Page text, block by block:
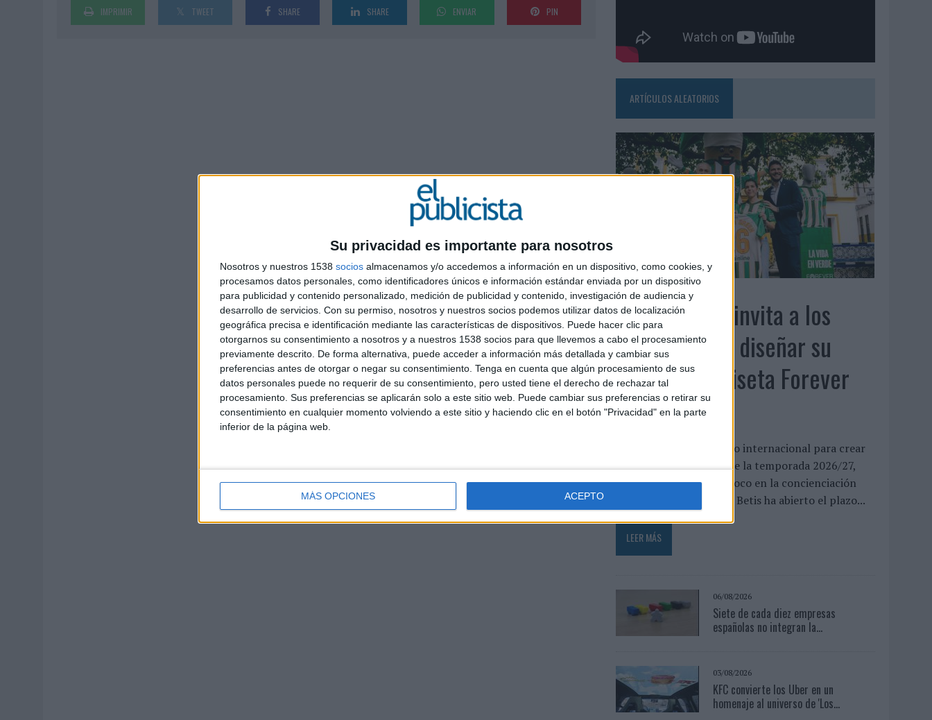
Su privacidad es importante para nosotros
Nosotros y nuestros 1538 socios almacenamos y/o accedemos a información en un dispositivo, como cookies, y
procesamos datos personales, como identificadores únicos e información estándar enviada por un dispositivo
para publicidad y contenido personalizado, medición de publicidad y contenido, investigación de audiencia y
desarrollo de servicios. Con su permiso, nosotros y nuestros socios podemos utilizar datos de localización
geográfica precisa e identificación mediante las características de dispositivos. Puede hacer clic para
otorgarnos su consentimiento a nosotros y a nuestros 1538 socios para que llevemos a cabo el procesamiento
previamente descrito. De forma alternativa, puede acceder a información más detallada y cambiar sus
preferencias antes de otorgar o negar su consentimiento. Tenga en cuenta que algún procesamiento de sus
datos personales puede no requerir de su consentimiento, pero usted tiene el derecho de rechazar tal
procesamiento. Sus preferencias se aplicarán solo a este sitio web. Puede cambiar sus preferencias o retirar su
consentimiento en cualquier momento volviendo a este sitio y haciendo clic en el botón "Privacidad" en la parte
inferior de la página web.
MÁS OPCIONES ACEPTO
MONEDA” IMPRIMIR TWEET SHARE SHARE ENVIAR PIN
ARTÍCULOS ALEATORIOS
03/08/2026
El Real Betis invita a los
aficionados a diseñar su
próxima camiseta Forever
Green
El club abre un concurso internacional para crear
la equipación especial de la temporada 2026/27,
que volverá a poner el foco en la concienciación
medioambiental El Real Betis ha abierto el plazo...
LEER MÁS
06/08/2026
Siete de cada diez empresas
españolas no integran la...
03/08/2026
KFC convierte los Uber en un
homenaje al universo de 'Los...